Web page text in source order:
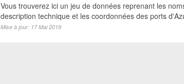
Vous trouverez ici un jeu de données reprenant les
description technique et les coordonnées des ports
Mise à jour: 17 Mai 2019